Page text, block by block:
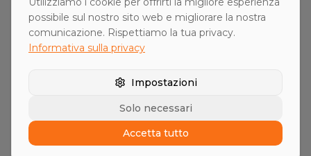
RFP Response. Soprattutto nelle PMI, la
complessità viene spesso sottovalutata, portando a
azioni dell'ultimo minuto e a errori nella
rappresentato dal carattere vincolante legale delle
Gli errori più comuni
possibile sul nostro sito web e migliorare la nostra
comunicazione. Rispettiamo la tua privacy.
Informativa sulla privacy
Impostazioni
Solo necessari
Accetta tutto